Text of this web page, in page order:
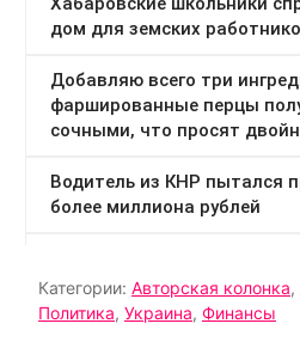
Категории: Авторская колонка,
Политика, Украина, Финансы